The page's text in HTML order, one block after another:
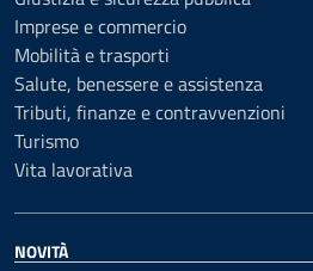
Imprese e commercio
Mobilità e trasporti
Salute, benessere e assistenza
Tributi, finanze e contravvenzioni
Turismo
Vita lavorativa
NOVITÀ